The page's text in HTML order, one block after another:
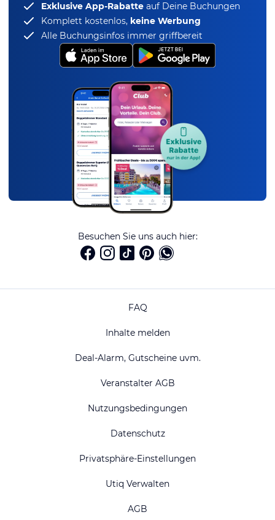
Exklusive App-Rabatte auf Deine Buchungen
Komplett kostenlos, keine Werbung
Alle Buchungsinfos immer griffbereit
Besuchen Sie uns auch hier:
FAQ
Inhalte melden
Deal-Alarm, Gutscheine uvm.
Veranstalter AGB
Nutzungsbedingungen
Datenschutz
Privatsphäre-Einstellungen
Utiq Verwalten
AGB